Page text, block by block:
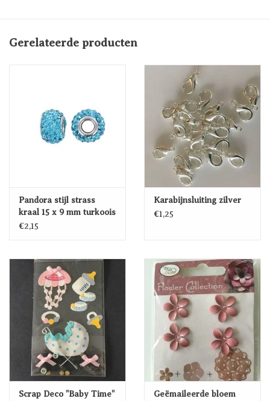
Gerelateerde producten
Pandora stijl strass
kraal 15 x 9 mm turkoois
€2,15
Karabijnsluiting zilver
€1,25
Scrap Deco "Baby Time"
Geëmaileerde bloem